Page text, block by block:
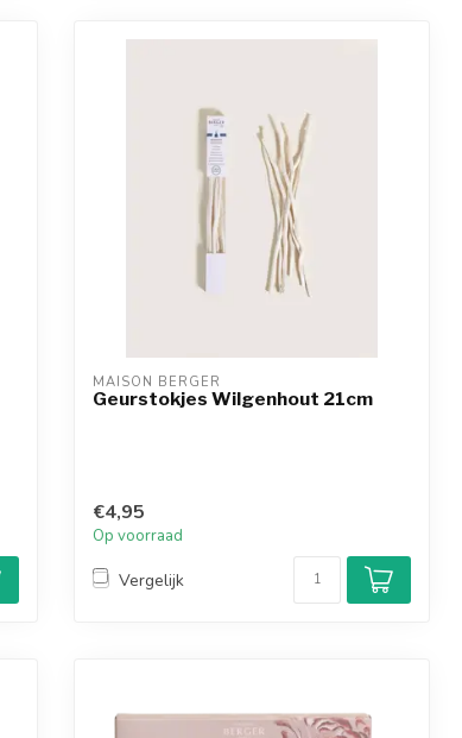
MAISON BERGER
Geurstokjes Wilgenhout 21cm
€4,95
Op voorraad
Vergelijk